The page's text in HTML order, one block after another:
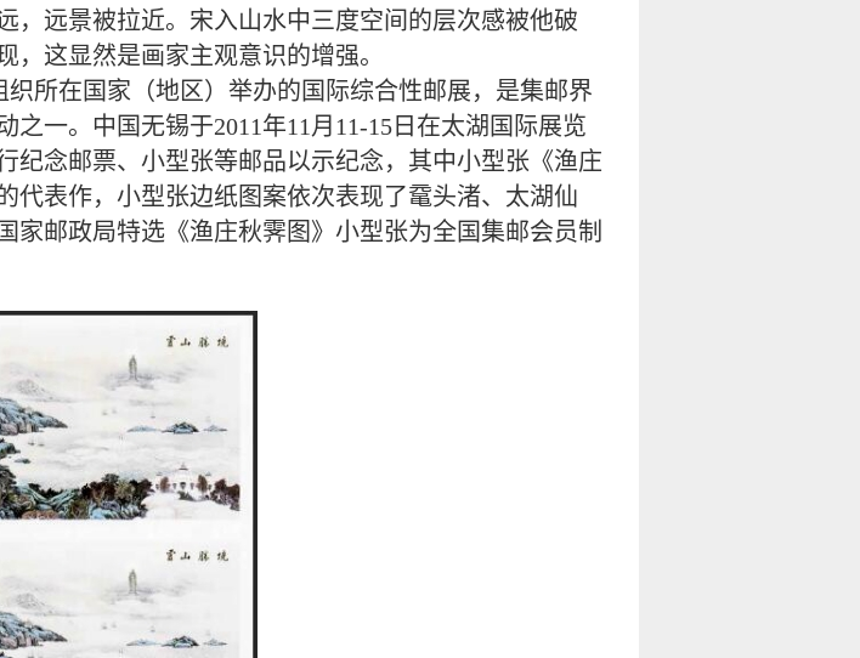
，远景被拉近。宋入山水中三度空间的层次感被他破
这显然是画家主观意识的增强。
所在国家（地区）举办的国际综合性邮展，是集邮界
一。中国无锡于2011年11月11-15日在太湖国际展览
纪念邮票、小型张等邮品以示纪念，其中小型张《渔庄
代表作，小型张边纸图案依次表现了鼋头渚、太湖仙
家邮政局特选《渔庄秋霁图》小型张为全国集邮会员制